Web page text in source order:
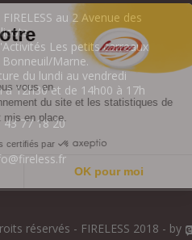
au 2 Avenue des
Les petits carreaux
Bonneuil/Marne.
du lundi au vendredi
à 12h30 et de 14h00 à 17h
43 77 18 20
réservés - FIRELESS 2018 - by